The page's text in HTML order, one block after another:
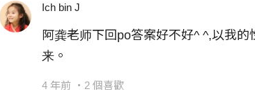
Ich bin J
阿龚老师下回po答案好不好^ ^,以我
来。
4 年前 ・2 個喜歡